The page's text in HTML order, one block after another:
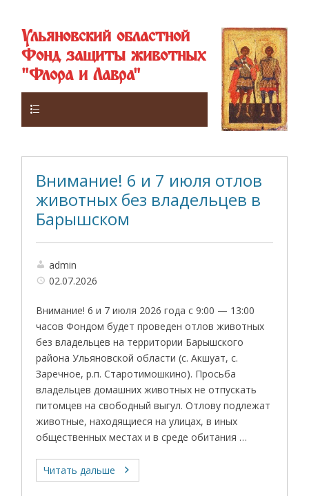
Ульяновский областной
Фонд защиты животных
"Флора и Лавра"
Внимание! 6 и 7 июля отлов
животных без владельцев в
Барышском
admin
02.07.2026
Внимание! 6 и 7 июля 2026 года с 9:00 — 13:00
часов Фондом будет проведен отлов животных
без владельцев на территории Барышского
района Ульяновской области (с. Акшуат, с.
Заречное, р.п. Старотимошкино). Просьба
владельцев домашних животных не отпускать
питомцев на свободный выгул. Отлову подлежат
животные, находящиеся на улицах, в иных
общественных местах и в среде обитания …
Читать дальше